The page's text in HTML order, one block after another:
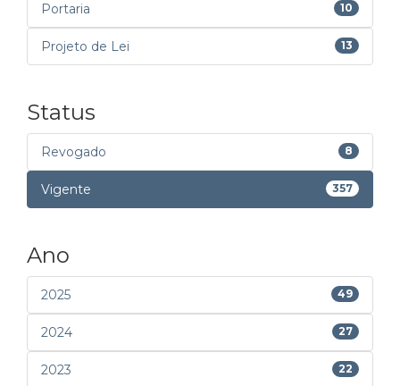
Portaria 10
Projeto de Lei 13
Status
Revogado 8
Vigente 357
Ano
2025 49
2024 27
2023 22